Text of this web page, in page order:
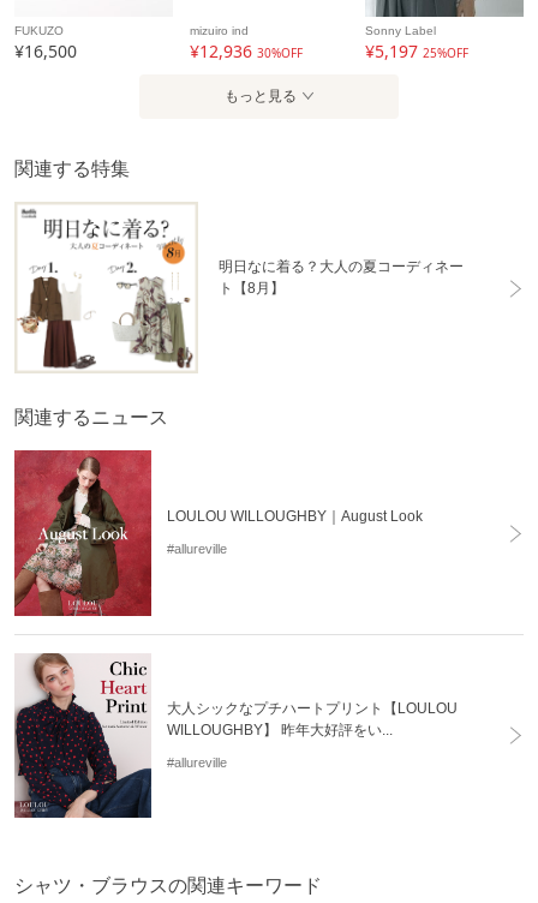
FUKUZO
¥16,500
mizuiro ind
¥12,93630%OFF
Sonny Label
¥5,19725%OFF
もっと見る
関連する特集
明日なに着る？大人の夏コーディネー
ト【8月】
関連するニュース
LOULOU WILLOUGHBY｜August Look
#allureville
大人シックなプチハートプリント【LOULOU
WILLOUGHBY】 昨年大好評をい...
#allureville
シャツ・ブラウスの関連キーワード